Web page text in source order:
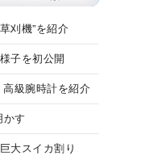
刈機”を紹介
子を初公開
級腕時計を紹介
す
大スイカ割り